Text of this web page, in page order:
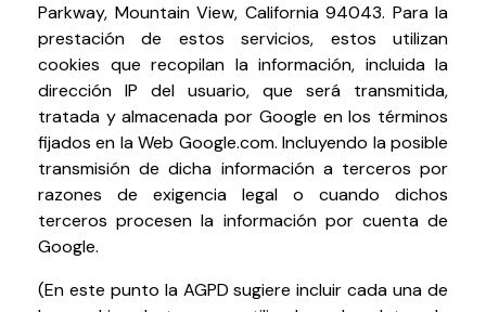
Parkway, Mountain View, California 94043. Para la
prestación de estos servicios, estos utilizan
cookies que recopilan la información, incluida la
dirección IP del usuario, que será transmitida,
tratada y almacenada por Google en los términos
fijados en la Web Google.com. Incluyendo la posible
transmisión de dicha información a terceros por
razones de exigencia legal o cuando dichos
terceros procesen la información por cuenta de
Google.
(En este punto la AGPD sugiere incluir cada una de